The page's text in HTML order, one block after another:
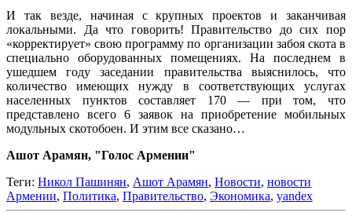
И так везде, начиная с крупных проектов и заканчивая
локальными. Да что говорить! Правительство до сих пор
«корректирует» свою программу по организации забоя скота в
специально оборудованных помещениях. На последнем в
ушедшем году заседании правительства выяснилось, что
количество имеющих нужду в соответствующих услугах
населенных пунктов составляет 170 — при том, что
представлено всего 6 заявок на приобретение мобильных
модульных скотобоен. И этим все сказано…
Ашот Арамян, "Голос Армении"
Теги: Никол Пашинян, Ашот Арамян, Новости, новости
Армении, Политика, Правительство, Экономика, yandex